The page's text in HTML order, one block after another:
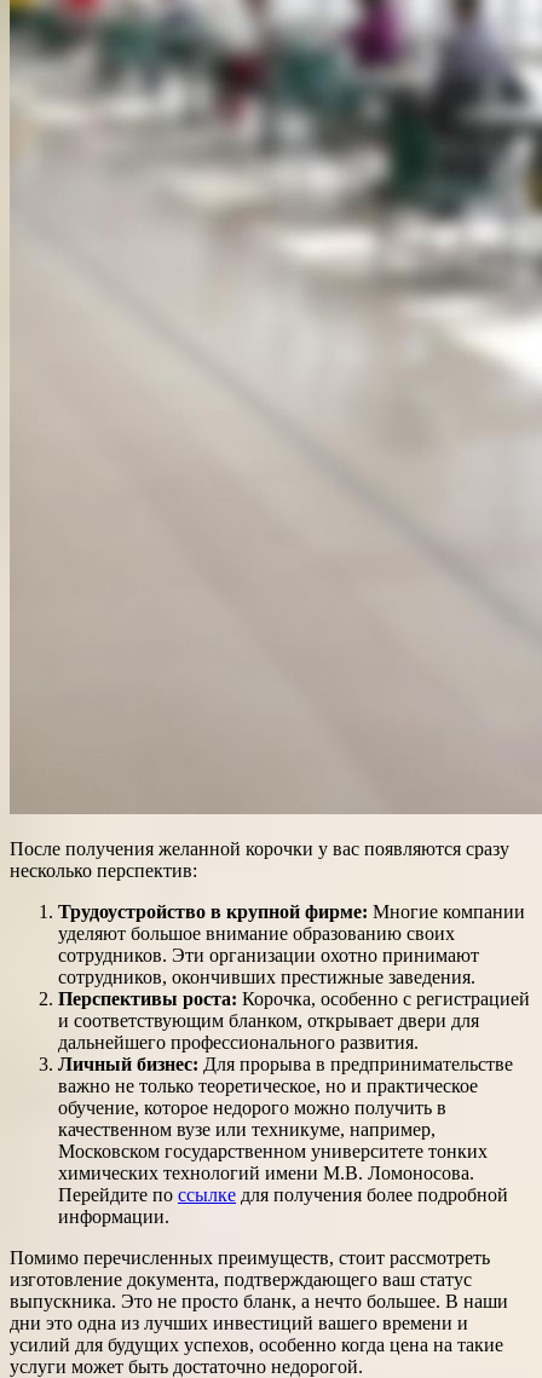
После получения желанной корочки у вас появляются сразу
несколько перспектив:
Трудоустройство в крупной фирме: Многие компании
уделяют большое внимание образованию своих
сотрудников. Эти организации охотно принимают
сотрудников, окончивших престижные заведения.
Перспективы роста: Корочка, особенно с регистрацией
и соответствующим бланком, открывает двери для
дальнейшего профессионального развития.
Личный бизнес: Для прорыва в предпринимательстве
важно не только теоретическое, но и практическое
обучение, которое недорого можно получить в
качественном вузе или техникуме, например,
Московском государственном университете тонких
химических технологий имени М.В. Ломоносова.
Перейдите по ссылке для получения более подробной
информации.
Помимо перечисленных преимуществ, стоит рассмотреть
изготовление документа, подтверждающего ваш статус
выпускника. Это не просто бланк, а нечто большее. В наши
дни это одна из лучших инвестиций вашего времени и
усилий для будущих успехов, особенно когда цена на такие
услуги может быть достаточно недорогой.